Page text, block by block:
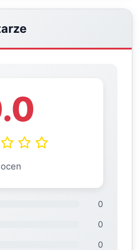
0
0
0